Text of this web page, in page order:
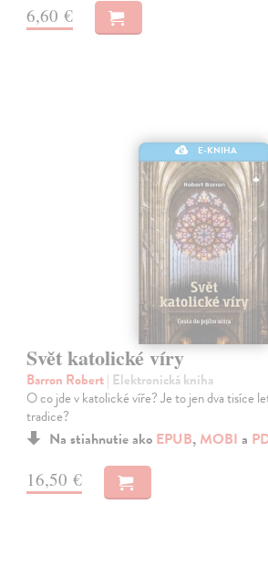
6,60 €
E-KNIHA
Svět katolické víry
Barron Robert| Elektronická kniha
O co jde v katolické víře? Je to jen dva tisíce
tradice?
Na stiahnutie ako EPUB, MOBI a
16,50 €